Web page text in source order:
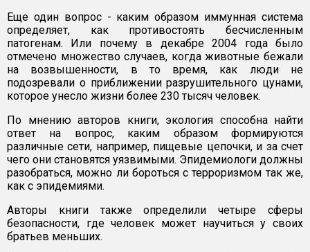
Еще один вопрос - каким образом иммунная система
определяет, как противостоять бесчисленным
патогенам. Или почему в декабре 2004 года было
отмечено множество случаев, когда животные бежали
на возвышенности, в то время, как люди не
подозревали о приближении разрушительного цунами,
которое унесло жизни более 230 тысяч человек.
По мнению авторов книги, экология способна найти
ответ на вопрос, каким образом формируются
различные сети, например, пищевые цепочки, и за счет
чего они становятся уязвимыми. Эпидемиологи должны
разобраться, можно ли бороться с терроризмом так же,
как с эпидемиями.
Авторы книги также определили четыре сферы
безопасности, где человек может научиться у своих
братьев меньших.